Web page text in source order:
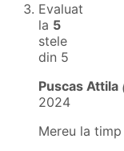
Evaluat
la 5
stele
din 5
Puscas Attila
2024
Mereu la